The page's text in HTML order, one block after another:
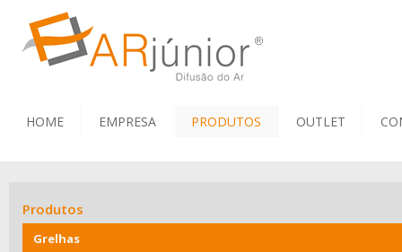
HOME EMPRESA PRODUTOS OUTLET
Produtos
Grelhas